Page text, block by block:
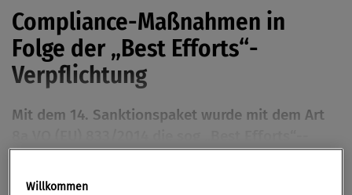
Compliance-Maßnahmen in
Folge der „Best Efforts“-
Verpflichtung
Mit dem 14. Sanktionspaket wurde mit dem Art
können haften, sofern ihre Drittstaats-­Töchter
Willkommen